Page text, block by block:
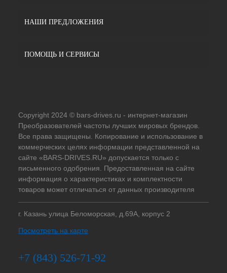
НАШИ ПРЕДЛОЖЕНИЯ
ПОМОЩЬ И СЕРВИСЫ
Copyright 2024 © bars-drives.ru - интернет-магазин
Преобразователей частоты лучших мировых брендов.
Все права защищены. Копирование и использование в
коммерческих целях информации представленной на
сайте «BARS-DRIVES.RU» допускается только с
письменного одобрения. Предоставленная на сайте
информация о характеристиках и комплектности
товаров может отличаться от данных производителя
г. Казань улица Беломорская, д.69А, корпус 2
Посмотреть на карте
+7 (843) 526-71-92